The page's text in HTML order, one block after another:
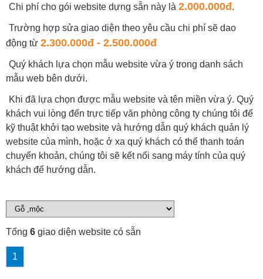
Chi phí cho gói website dựng sẵn này là 2.000.000đ.
Trường hợp sửa giao diện theo yêu cầu chi phí sẽ dao
động từ 2.300.000đ - 2.500.000đ
Quý khách lựa chọn mẫu website vừa ý trong danh sách
mẫu web bên dưới.
Khi đã lựa chọn được mẫu website và tên miền vừa ý. Quý
khách vui lòng đến trực tiếp văn phòng công ty chúng tôi để
kỹ thuật khởi tạo website và hướng dẫn quý khách quản lý
website của mình, hoặc ở xa quý khách có thể thanh toán
chuyển khoản, chúng tôi sẽ kết nối sang máy tính của quý
khách để hướng dẫn.
Tổng 6 giao diện website có sẵn
1